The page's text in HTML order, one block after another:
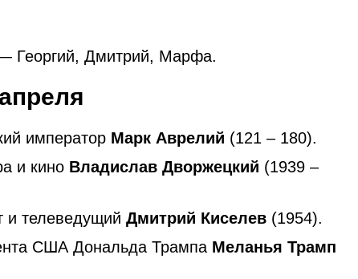
Георгий, Дмитрий, Марфа.
император Марк Аврелий (121 – 180).
и кино Владислав Дворжецкий (1939 –
и телеведущий Дмитрий Киселев (1954).
США Дональда Трампа Меланья Трамп